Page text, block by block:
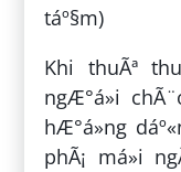
táº§m)
Khi thuÃª
ngÆ°á»i
hÆ°á»ng
phÃ¡ má»i